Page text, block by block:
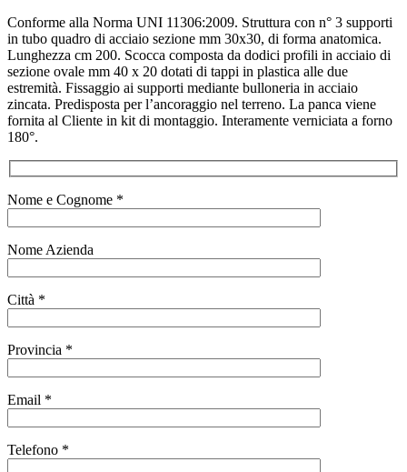
Conforme alla Norma UNI 11306:2009. Struttura con n° 3 supporti
in tubo quadro di acciaio sezione mm 30x30, di forma anatomica.
Lunghezza cm 200. Scocca composta da dodici profili in acciaio di
sezione ovale mm 40 x 20 dotati di tappi in plastica alle due
estremità. Fissaggio ai supporti mediante bulloneria in acciaio
zincata. Predisposta per l’ancoraggio nel terreno. La panca viene
fornita al Cliente in kit di montaggio. Interamente verniciata a forno
180°.
Nome e Cognome *
Nome Azienda
Città *
Provincia *
Email *
Telefono *